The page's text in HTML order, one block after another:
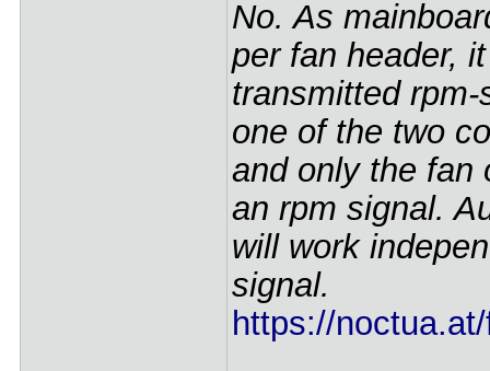
No. As
per fan header,
transmitted
one of the two
and only the fan
an rpm signal.
will work
signal.
https://